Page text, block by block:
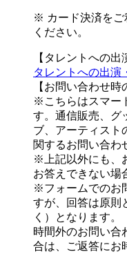
※ カード決済をご
ください。
【タレントへの出
タレントへの出演
【お問い合わせ時
※こちらはスマー
す。通信販売、グ
ブ、アーティスト
関するお問い合わ
※上記以外にも、
お答えできない場
※フォームでのお
すが、
回答は原則
く）
となります。
時間外のお問い合
合は、ご返答にお